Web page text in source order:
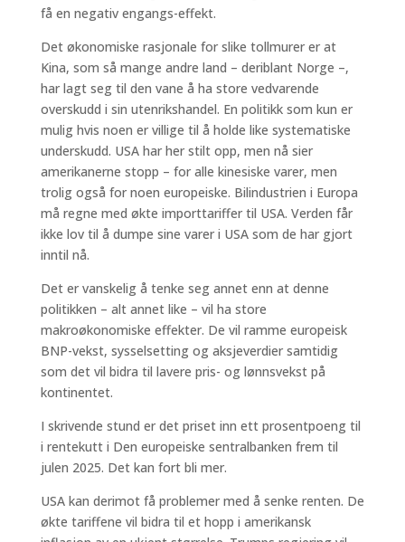
få en negativ engangs-effekt.
Det økonomiske rasjonale for slike tollmurer er at
Kina, som så mange andre land – deriblant Norge –,
har lagt seg til den vane å ha store vedvarende
overskudd i sin utenrikshandel. En politikk som kun er
mulig hvis noen er villige til å holde like systematiske
underskudd. USA har her stilt opp, men nå sier
amerikanerne stopp – for alle kinesiske varer, men
trolig også for noen europeiske. Bilindustrien i Europa
må regne med økte importtariffer til USA. Verden får
ikke lov til å dumpe sine varer i USA som de har gjort
inntil nå.
Det er vanskelig å tenke seg annet enn at denne
politikken – alt annet like – vil ha store
makroøkonomiske effekter. De vil ramme europeisk
BNP-vekst, sysselsetting og aksjeverdier samtidig
som det vil bidra til lavere pris- og lønnsvekst på
kontinentet.
I skrivende stund er det priset inn ett prosentpoeng til
i rentekutt i Den europeiske sentralbanken frem til
julen 2025. Det kan fort bli mer.
USA kan derimot få problemer med å senke renten. De
økte tariffene vil bidra til et hopp i amerikansk